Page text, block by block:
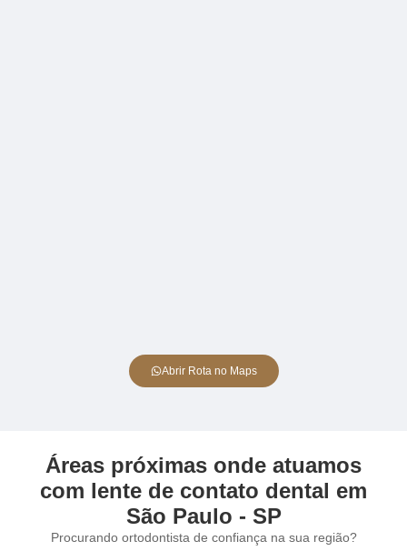
Abrir Rota no Maps
Áreas próximas onde atuamos
com lente de contato dental em
São Paulo - SP
Procurando ortodontista de confiança na sua região?